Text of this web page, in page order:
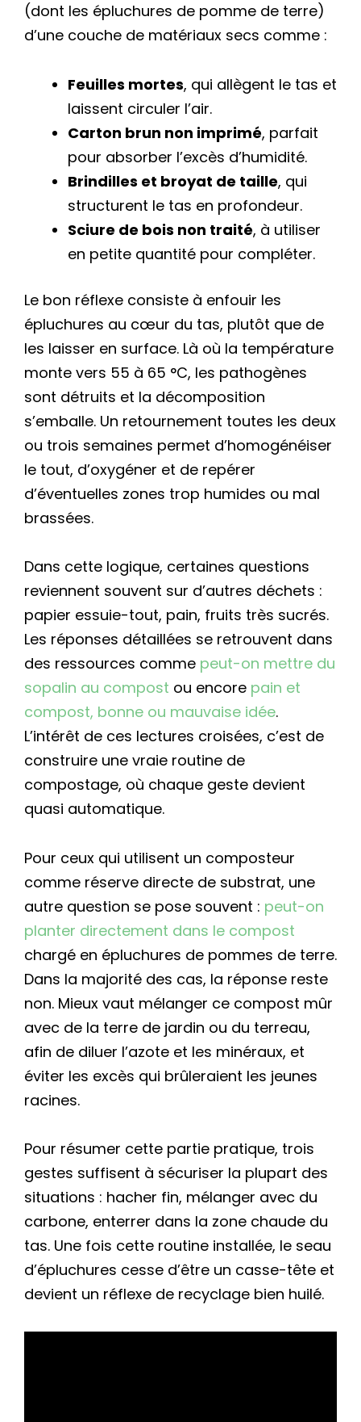
(dont les épluchures de pomme de terre)
d’une couche de matériaux secs comme :
Feuilles mortes, qui allègent le tas et
laissent circuler l’air.
Carton brun non imprimé, parfait
pour absorber l’excès d’humidité.
Brindilles et broyat de taille, qui
structurent le tas en profondeur.
Sciure de bois non traité, à utiliser
en petite quantité pour compléter.
Le bon réflexe consiste à enfouir les
épluchures au cœur du tas, plutôt que de
les laisser en surface. Là où la température
monte vers 55 à 65 °C, les pathogènes
sont détruits et la décomposition
s’emballe. Un retournement toutes les deux
ou trois semaines permet d’homogénéiser
le tout, d’oxygéner et de repérer
d’éventuelles zones trop humides ou mal
brassées.
Dans cette logique, certaines questions
reviennent souvent sur d’autres déchets :
papier essuie-tout, pain, fruits très sucrés.
Les réponses détaillées se retrouvent dans
des ressources comme peut-on mettre du
sopalin au compost ou encore pain et
compost, bonne ou mauvaise idée.
L’intérêt de ces lectures croisées, c’est de
construire une vraie routine de
compostage, où chaque geste devient
quasi automatique.
Pour ceux qui utilisent un composteur
comme réserve directe de substrat, une
autre question se pose souvent : peut-on
planter directement dans le compost
chargé en épluchures de pommes de terre.
Dans la majorité des cas, la réponse reste
non. Mieux vaut mélanger ce compost mûr
avec de la terre de jardin ou du terreau,
afin de diluer l’azote et les minéraux, et
éviter les excès qui brûleraient les jeunes
racines.
Pour résumer cette partie pratique, trois
gestes suffisent à sécuriser la plupart des
situations : hacher fin, mélanger avec du
carbone, enterrer dans la zone chaude du
tas. Une fois cette routine installée, le seau
d’épluchures cesse d’être un casse-tête et
devient un réflexe de recyclage bien huilé.